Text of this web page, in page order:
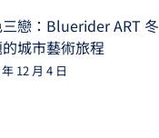
三戀：Bluerider ART
城市藝術旅程
12 月 4 日